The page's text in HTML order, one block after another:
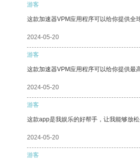
游客
这款加速器VPM应用程序可以给你提供全
2024-05-20
游客
这款加速器VPM应用程序可以给你提供最
2024-05-20
游客
这款app是我娱乐的好帮手，让我能够放松
2024-05-20
游客